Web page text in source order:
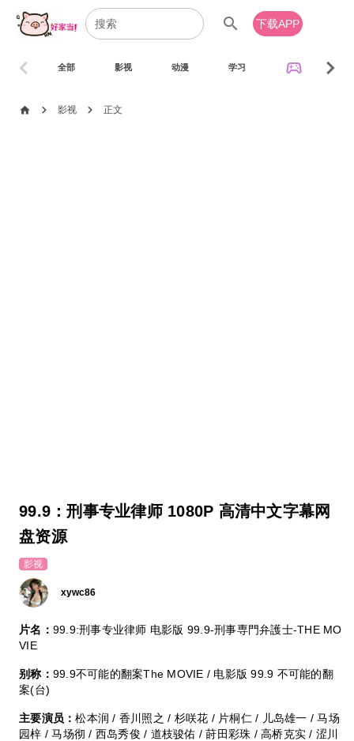
search 下载APP
全部 影视 动漫 学习 sports_esports
chevron_left chevron_right
home chevron_right 影视 chevron_right 正文
99.9：刑事专业律师 1080P 高清中文字幕网
盘资源
影视
xywc86
片名： 99.9:刑事专业律师 电影版 99.9-刑事専門弁護士-THE MO
VIE
别称： 99.9不可能的翻案The MOVIE / 电影版 99.9 不可能的翻
案(台)
主要演员：松本润 / 香川照之 / 杉咲花 / 片桐仁 / 儿岛雄一 / 马场
园梓 / 马场彻 / 西岛秀俊 / 道枝骏佑 / 莳田彩珠 / 高桥克实 / 涩川